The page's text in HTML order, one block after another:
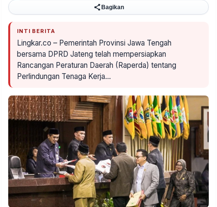
Bagikan
INTI BERITA
Lingkar.co – Pemerintah Provinsi Jawa Tengah
bersama DPRD Jateng telah mempersiapkan
Rancangan Peraturan Daerah (Raperda) tentang
Perlindungan Tenaga Kerja…